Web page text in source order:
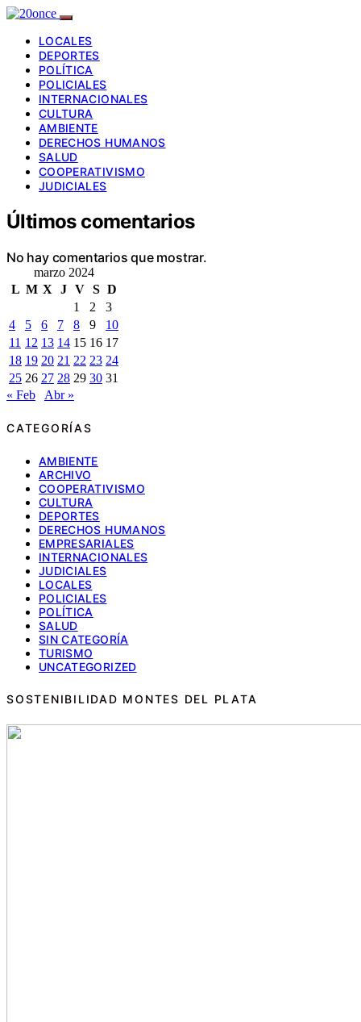
LOCALES
DEPORTES
POLÍTICA
POLICIALES
INTERNACIONALES
CULTURA
AMBIENTE
DERECHOS HUMANOS
SALUD
COOPERATIVISMO
JUDICIALES
Últimos comentarios
No hay comentarios que mostrar.
marzo 2024
L M X J V S D
1
2
3
4
5 6 7 8 9
10
11 12 13 14 15 16 17
18 19 20 21 22 23 24
25 26 27 28 29 30 31
« Feb
Abr »
CATEGORÍAS
AMBIENTE
ARCHIVO
COOPERATIVISMO
CULTURA
DEPORTES
DERECHOS HUMANOS
EMPRESARIALES
INTERNACIONALES
JUDICIALES
LOCALES
POLICIALES
POLÍTICA
SALUD
SIN CATEGORÍA
TURISMO
UNCATEGORIZED
SOSTENIBILIDAD MONTES DEL PLATA